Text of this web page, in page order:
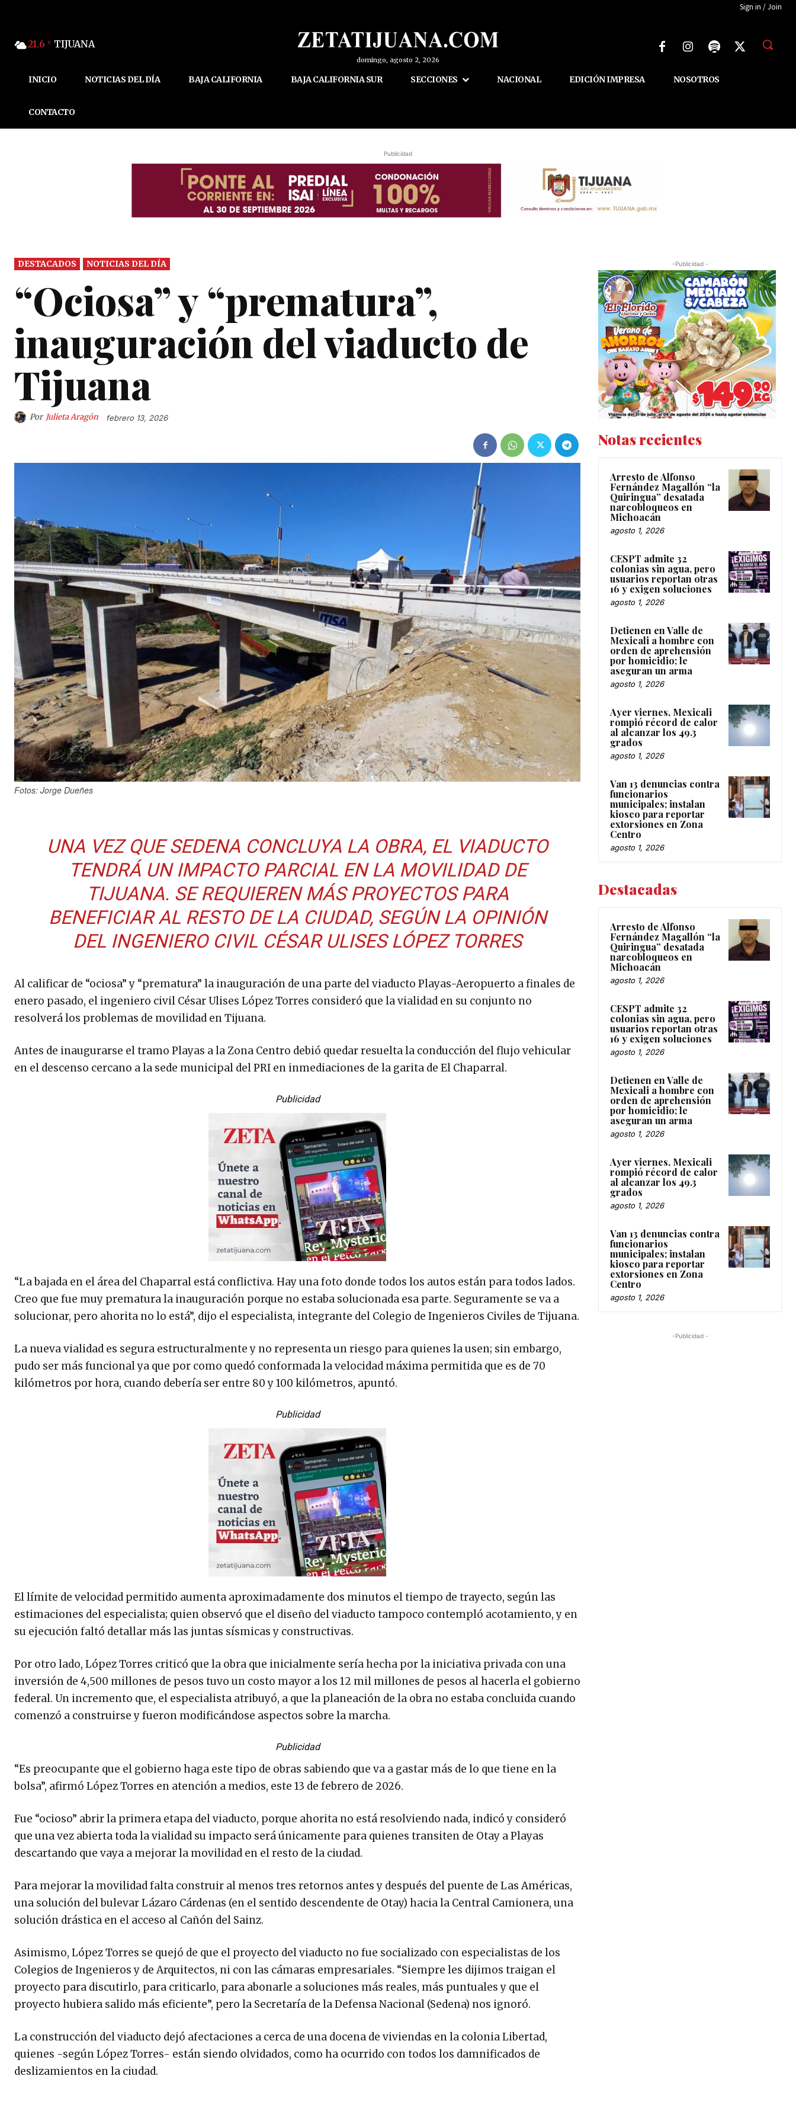
Sign in / Join
21.6 C TIJUANA
domingo, agosto 2, 2026
INICIO NOTICIAS DEL DÍA BAJA CALIFORNIA BAJA CALIFORNIA SUR SECCIONES NACIONAL EDICIÓN IMPRESA NOSOTROS
CONTACTO
Publicidad
DESTACADOS NOTICIAS DEL DÍA
“Ociosa” y “prematura”,
inauguración del viaducto de
Tijuana
Por Julieta Aragón febrero 13, 2026
Fotos: Jorge Dueñes
UNA VEZ QUE SEDENA CONCLUYA LA OBRA, EL VIADUCTO
TENDRÁ UN IMPACTO PARCIAL EN LA MOVILIDAD DE
TIJUANA. SE REQUIEREN MÁS PROYECTOS PARA
BENEFICIAR AL RESTO DE LA CIUDAD, SEGÚN LA OPINIÓN
DEL INGENIERO CIVIL CÉSAR ULISES LÓPEZ TORRES
Al calificar de “ociosa” y “prematura” la inauguración de una parte del viaducto Playas-Aeropuerto a finales de
enero pasado, el ingeniero civil César Ulises López Torres consideró que la vialidad en su conjunto no
resolverá los problemas de movilidad en Tijuana.
Antes de inaugurarse el tramo Playas a la Zona Centro debió quedar resuelta la conducción del flujo vehicular
en el descenso cercano a la sede municipal del PRI en inmediaciones de la garita de El Chaparral.
Publicidad
“La bajada en el área del Chaparral está conflictiva. Hay una foto donde todos los autos están para todos lados.
Creo que fue muy prematura la inauguración porque no estaba solucionada esa parte. Seguramente se va a
solucionar, pero ahorita no lo está”, dijo el especialista, integrante del Colegio de Ingenieros Civiles de Tijuana.
La nueva vialidad es segura estructuralmente y no representa un riesgo para quienes la usen; sin embargo,
pudo ser más funcional ya que por como quedó conformada la velocidad máxima permitida que es de 70
kilómetros por hora, cuando debería ser entre 80 y 100 kilómetros, apuntó.
Publicidad
El límite de velocidad permitido aumenta aproximadamente dos minutos el tiempo de trayecto, según las
estimaciones del especialista; quien observó que el diseño del viaducto tampoco contempló acotamiento, y en
su ejecución faltó detallar más las juntas sísmicas y constructivas.
Por otro lado, López Torres criticó que la obra que inicialmente sería hecha por la iniciativa privada con una
inversión de 4,500 millones de pesos tuvo un costo mayor a los 12 mil millones de pesos al hacerla el gobierno
federal. Un incremento que, el especialista atribuyó, a que la planeación de la obra no estaba concluida cuando
comenzó a construirse y fueron modificándose aspectos sobre la marcha.
Publicidad
“Es preocupante que el gobierno haga este tipo de obras sabiendo que va a gastar más de lo que tiene en la
bolsa”, afirmó López Torres en atención a medios, este 13 de febrero de 2026.
Fue “ocioso” abrir la primera etapa del viaducto, porque ahorita no está resolviendo nada, indicó y consideró
que una vez abierta toda la vialidad su impacto será únicamente para quienes transiten de Otay a Playas
descartando que vaya a mejorar la movilidad en el resto de la ciudad.
Para mejorar la movilidad falta construir al menos tres retornos antes y después del puente de Las Américas,
una solución del bulevar Lázaro Cárdenas (en el sentido descendente de Otay) hacia la Central Camionera, una
solución drástica en el acceso al Cañón del Sainz.
Asimismo, López Torres se quejó de que el proyecto del viaducto no fue socializado con especialistas de los
Colegios de Ingenieros y de Arquitectos, ni con las cámaras empresariales. “Siempre les dijimos traigan el
proyecto para discutirlo, para criticarlo, para abonarle a soluciones más reales, más puntuales y que el
proyecto hubiera salido más eficiente”, pero la Secretaría de la Defensa Nacional (Sedena) nos ignoró.
La construcción del viaducto dejó afectaciones a cerca de una docena de viviendas en la colonia Libertad,
quienes -según López Torres- están siendo olvidados, como ha ocurrido con todos los damnificados de
deslizamientos en la ciudad.
-Publicidad -
Notas recientes
Arresto de Alfonso
Fernández Magallón “la
Quiringua” desatada
narcobloqueos en
Michoacán
agosto 1, 2026
CESPT admite 32
colonias sin agua, pero
usuarios reportan otras
16 y exigen soluciones
agosto 1, 2026
Detienen en Valle de
Mexicali a hombre con
orden de aprehensión
por homicidio; le
aseguran un arma
agosto 1, 2026
Ayer viernes, Mexicali
rompió récord de calor
al alcanzar los 49.3
grados
agosto 1, 2026
Van 13 denuncias contra
funcionarios
municipales; instalan
kiosco para reportar
extorsiones en Zona
Centro
agosto 1, 2026
Destacadas
Arresto de Alfonso
Fernández Magallón “la
Quiringua” desatada
narcobloqueos en
Michoacán
agosto 1, 2026
CESPT admite 32
colonias sin agua, pero
usuarios reportan otras
16 y exigen soluciones
agosto 1, 2026
Detienen en Valle de
Mexicali a hombre con
orden de aprehensión
por homicidio; le
aseguran un arma
agosto 1, 2026
Ayer viernes, Mexicali
rompió récord de calor
al alcanzar los 49.3
grados
agosto 1, 2026
Van 13 denuncias contra
funcionarios
municipales; instalan
kiosco para reportar
extorsiones en Zona
Centro
agosto 1, 2026
-Publicidad -